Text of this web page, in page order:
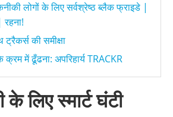
लोगों के लिए सर्वश्रेष्ठ ब्लैक फ्राइडे |
की समीक्षा
में ढूँढना: अपरिहार्य TRACKR
के लिए स्मार्ट घंटी